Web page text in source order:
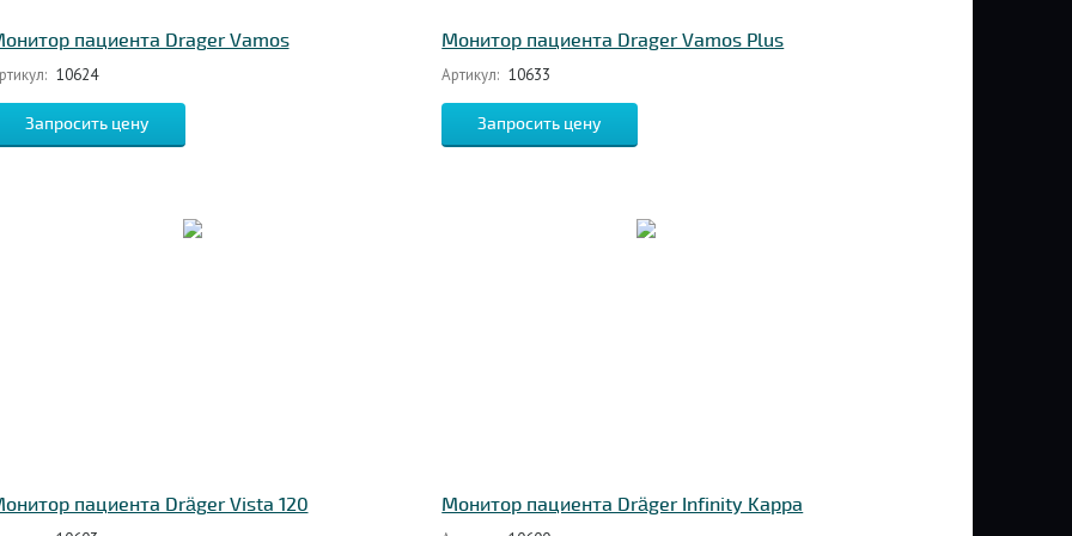
пациента Drager Vamos
10624
Запросить цену
Монитор пациента Drager Vamos Plus
Артикул: 10633
Запросить цену
пациента Dräger Vista 120 Монитор пациента Dräger Infinity Kappa